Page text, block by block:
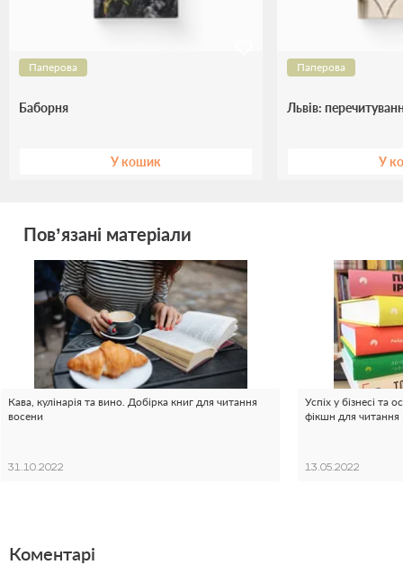
Паперова
Баборня
У кошик
Паперова
Львів:
У
Пов’язані матеріали
Кава, кулінарія та вино. Добірка книг для читання
восени
31.10.2022
Успіх у бізнесі та
фікшн для читання
13.05.2022
Коментарі